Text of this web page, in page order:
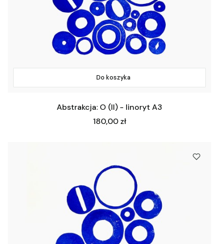
Do koszyka
Abstrakcja: O (II) - linoryt A3
Cena
180,00 zł